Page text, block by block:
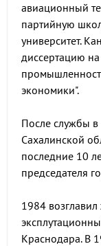
авиационный
партийную
университет.
диссертацию на
экономики".
После службы
Сахалинской
последние 10
председателя
1984
Краснодара. В